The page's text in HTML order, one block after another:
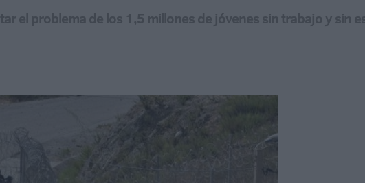
el problema de los 1,5 millones de jóvenes sin trabajo y sin